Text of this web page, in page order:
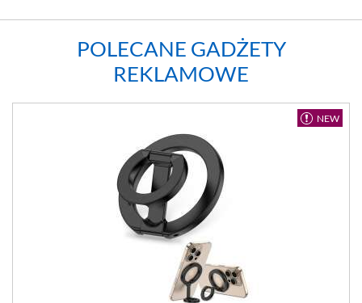
POLECANE GADŻETY
REKLAMOWE
NEW